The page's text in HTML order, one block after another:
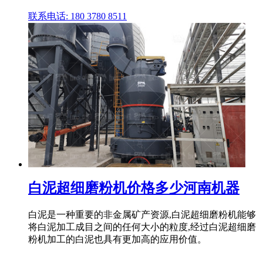
联系电话: 180 3780 8511
白泥超细磨粉机价格多少河南机器
白泥是一种重要的非金属矿产资源,白泥超细磨粉机能够
将白泥加工成目之间的任何大小的粒度,经过白泥超细磨
粉机加工的白泥也具有更加高的应用价值。